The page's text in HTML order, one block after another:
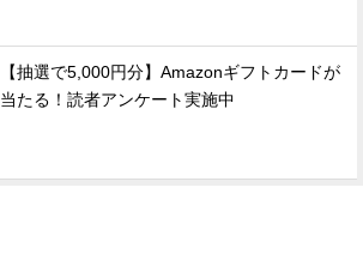
【抽選で5,000円分】Amazonギフトカードが
当たる！読者アンケート実施中